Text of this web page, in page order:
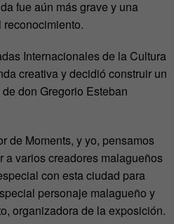
fue aún más grave y una
Internacionales de la Cultura
creativa y decidió construir un
don Gregorio Esteban
de Moments, y yo, pensamos
a varios creadores malagueños
con esta ciudad para
personaje malagueño y
organizadora de la exposición.